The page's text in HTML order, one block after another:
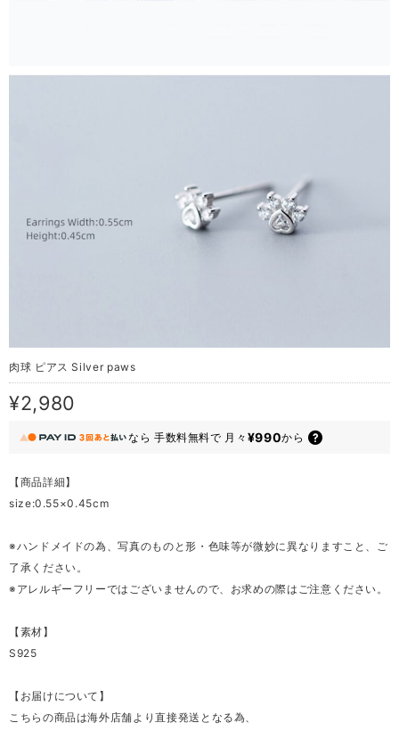
肉球 ピアス Silver paws
¥2,980
なら 手数料無料で 月々 ¥990から
【商品詳細】
size:0.55×0.45cm
※ハンドメイドの為、写真のものと形・色味等が微妙に異なりますこと、ご
了承ください。
※アレルギーフリーではございませんので、お求めの際はご注意ください。
【素材】
S925
【お届けについて】
こちらの商品は海外店舗より直接発送となる為、